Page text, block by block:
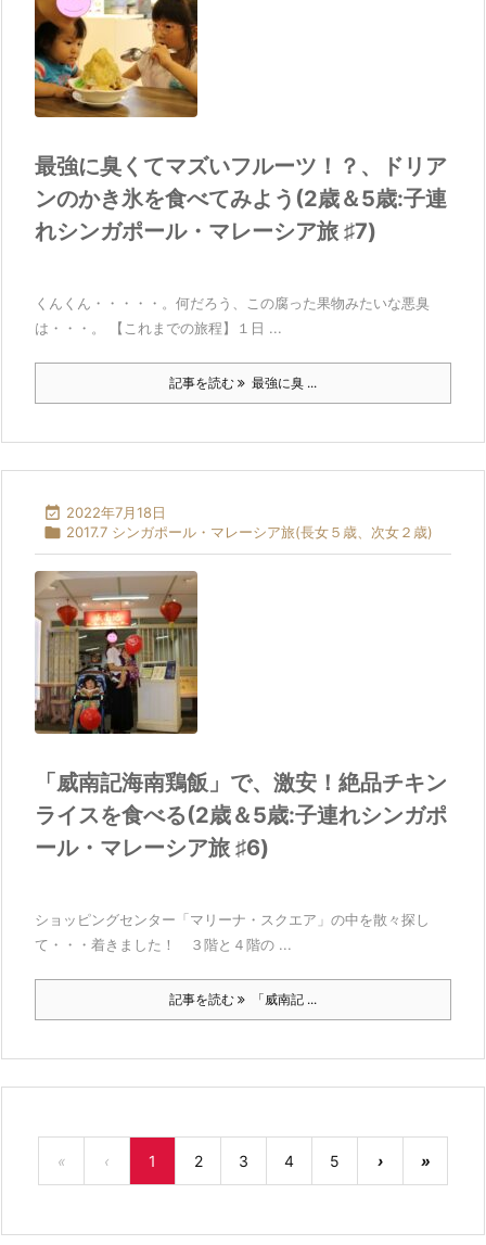
最強に臭くてマズいフルーツ！？、ドリア
ンのかき氷を食べてみよう(2歳＆5歳:子連
れシンガポール・マレーシア旅 ♯7)
くんくん・・・・・。何だろう、この腐った果物みたいな悪臭
は・・・。 【これまでの旅程】１日 ...
記事を読む 最強に臭 ...
 2022年7月18日
 2017.7 シンガポール・マレーシア旅(長女５歳、次女２歳)
「威南記海南鶏飯」で、激安！絶品チキン
ライスを食べる(2歳＆5歳:子連れシンガポ
ール・マレーシア旅 ♯6)
ショッピングセンター「マリーナ・スクエア」の中を散々探し
て・・・着きました！ ３階と４階の ...
記事を読む 「威南記 ...
« ‹ 1 2 3 4 5 › »